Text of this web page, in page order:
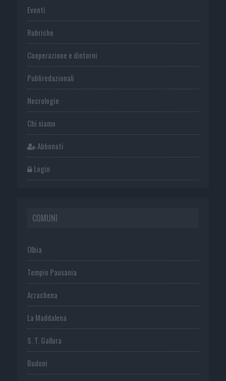
Eventi
Rubriche
Cooperazione e dintorni
Publiredazionali
Necrologie
Chi siamo
Abbonati
Login
COMUNI
Olbia
Tempio Pausania
Arzachena
La Maddalena
S. T. Gallura
Budoni